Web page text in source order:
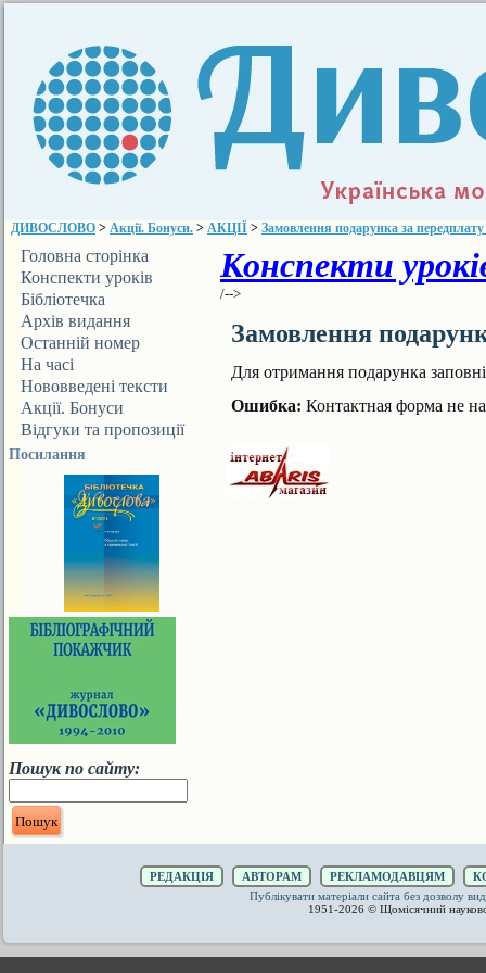
ДИВОСЛОВО > Акції. Бонуси. > АКЦІЇ > Замовлення подарунка за передплату
Головна сторінка
Конспекти уроків
Бібліотечка
ДИВОСЛОВА
Архів видання
Останній номер
На часі
Нововведені тексти
Акції. Бонуси
Відгуки та пропозиції
Посилання
Пошук по сайту:
Конспекти
/-->
Замовлення
Для отримання подарунка
Ошибка: Контактная форма не
РЕДАКЦІЯ АВТОРАМ РЕКЛАМОДАВЦЯМ
Публікувати матеріали сайта без дозволу
1951-2026 © Щомісячний